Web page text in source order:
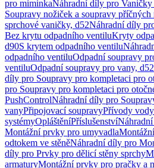
pro miminkaNáhradní díly pro
Soupravy nožiček a soupravy
sprchové vaničky, d52Náhradní díly
Bez krytu odpadního ventiluKryty
d90S krytem odpadního ventilu
odpadního ventiluOdpadní soupravy
ventiluOdpadní soupravy pro vany, d52
díly pro Soupravy pro kompletaci pro
pro Soupravy pro kompletaci pro
PushControlNáhradní díly pro
vanyPřipojovací soupravyPřívody vody
systémyOpláštěníPříslušenství
Montážní prvky pro umyvadla
odtokem ve stěněNáhradní díly pro
díly pro Prvky pro dělicí stěny sprchy
armaturyMontážní prvky pro pračky a